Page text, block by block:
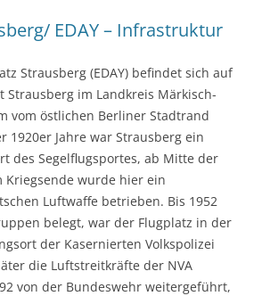
EDAY – Infrastruktur
Strausberg (EDAY) befindet sich auf
Strausberg im Landkreis Märkisch-
vom östlichen Berliner Stadtrand
1920er Jahre war Strausberg ein
des Segelflugsportes, ab Mitte der
Kriegsende wurde hier ein
Luftwaffe betrieben. Bis 1952
belegt, war der Flugplatz in der
der Kasernierten Volkspolizei
die Luftstreitkräfte der NVA
von der Bundeswehr weitergeführt,